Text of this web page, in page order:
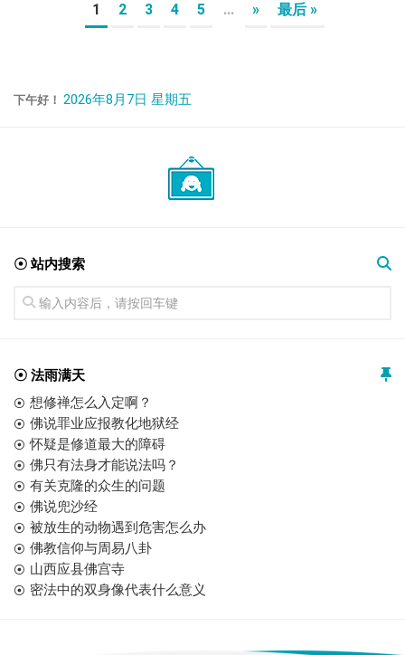
1 2 3 4 5 ... » 最后 »
下午好！ 2026年8月7日 星期五
☉ 站内搜索
☉ 法雨满天
想修禅怎么入定啊？
佛说罪业应报教化地狱经
怀疑是修道最大的障碍
佛只有法身才能说法吗？
有关克隆的众生的问题
佛说兜沙经
被放生的动物遇到危害怎么办
佛教信仰与周易八卦
山西应县佛宫寺
密法中的双身像代表什么意义